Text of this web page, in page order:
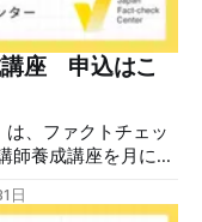
講座 申込はこ
は、ファクトチェッ
師養成講座を月に1
な教材を提供しま
日